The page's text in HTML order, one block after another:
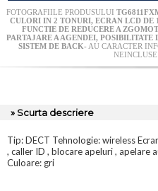
FOTOGRAFIILE PRODUSULUI
CULORI IN 2 TONURI, ECRAN LCD DE
FUNCTIE DE REDUCERE A
PARTAJARE A AGENDEI,
SISTEM DE BACK-AU CARACTER
» Scurta descriere
Tip: DECT Tehnologie: wireless
, caller ID , blocare apeluri , apelare
Culoare: gri